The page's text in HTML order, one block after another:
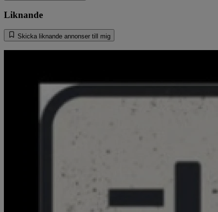
Liknande
Skicka liknande annonser till mig